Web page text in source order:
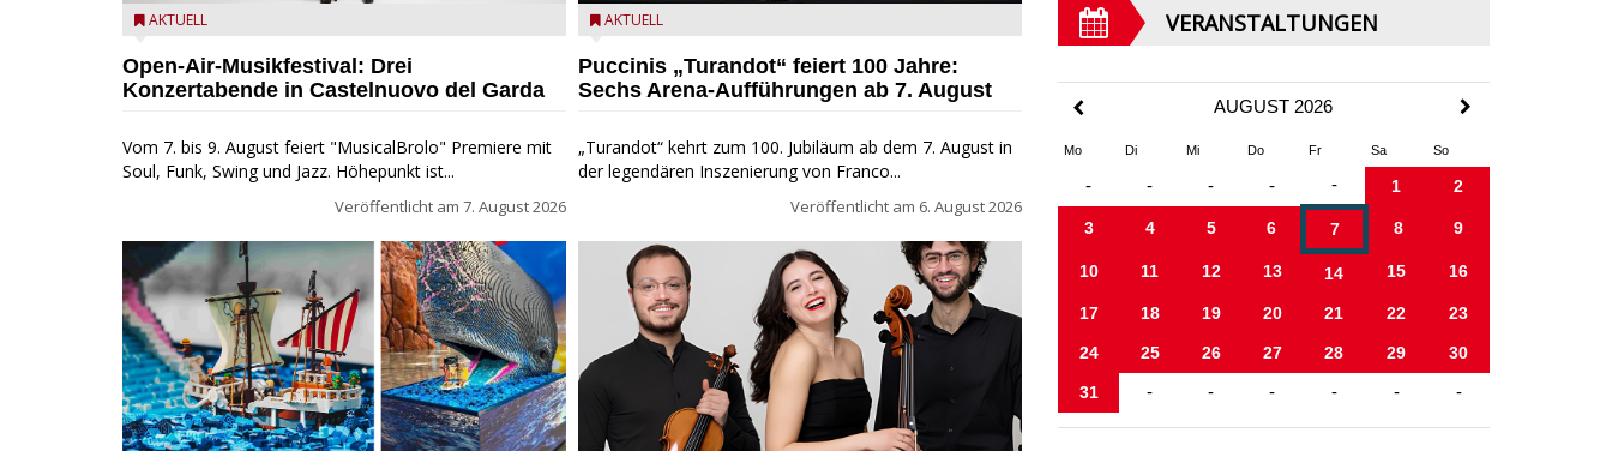
Castelnuovo del Garda: Die "Dirotta su Cuba" zu Gast
AKTUELL
Open-Air-Musikfestival: Drei
Konzertabende in Castelnuovo del Garda
Vom 7. bis 9. August feiert "MusicalBrolo" Premiere mit
Soul, Funk, Swing und Jazz. Höhepunkt ist...
Veröffentlicht am 7. August 2026
Turandot in der Arena von Verona - Ennevi für
AKTUELL
Puccinis „Turandot“ feiert 100 Jahre:
Sechs Arena-Aufführungen ab 7. August
„Turandot“ kehrt zum 100. Jubiläum ab dem 7. August in
der legendären Inszenierung von Franco...
Veröffentlicht am 6. August 2026
VERANSTALTUNGEN
AUGUST 2026
Mo Di Mi Do Fr Sa So
- - - - - 1 2
3 4 5 6 7 8 9
10 11 12 13 14 15 16
17 18 19 20 21 22 23
24 25 26 27 28 29 30
31 - - - - - -